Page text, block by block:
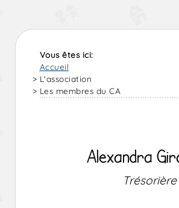
Vous êtes ici:
Accueil
L'association
Les membres du CA
Alexandra
Trésorière